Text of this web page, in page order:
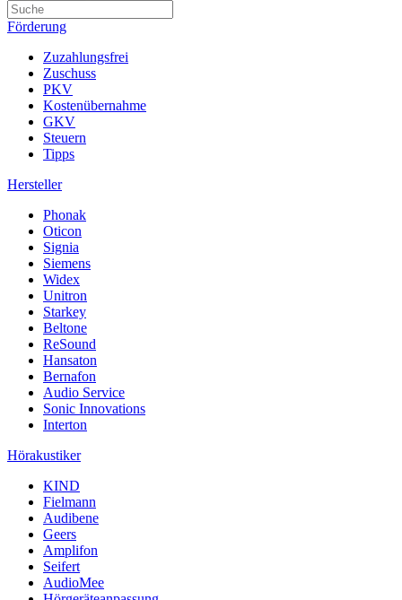
Förderung
Zuzahlungsfrei
Zuschuss
PKV
Kostenübernahme
GKV
Steuern
Tipps
Hersteller
Phonak
Oticon
Signia
Siemens
Widex
Unitron
Starkey
Beltone
ReSound
Hansaton
Bernafon
Audio Service
Sonic Innovations
Interton
Hörakustiker
KIND
Fielmann
Audibene
Geers
Amplifon
Seifert
AudioMee